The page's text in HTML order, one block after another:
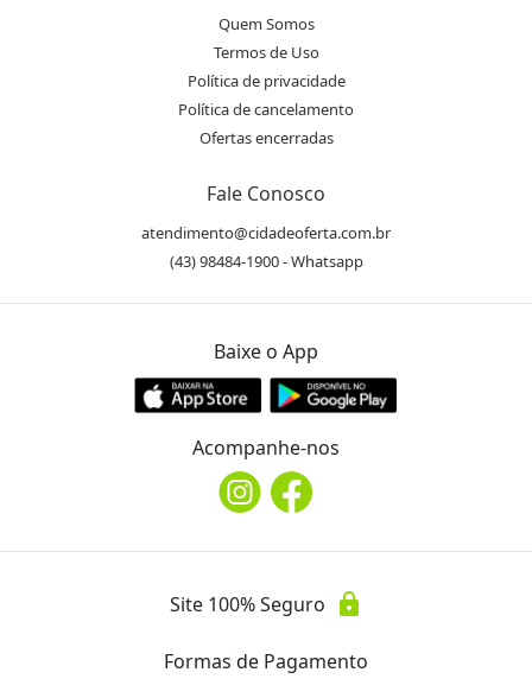
Quem Somos
Termos de Uso
Política de privacidade
Política de cancelamento
Ofertas encerradas
Fale Conosco
atendimento@cidadeoferta.com.br
(43) 98484-1900 - Whatsapp
Baixe o App
Acompanhe-nos
Site 100% Seguro lock
Formas de Pagamento